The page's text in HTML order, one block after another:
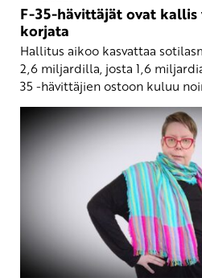
F-35-hävittäjät ovat kallis
korjata
Hallitus aikoo kasvattaa
2,6 miljardilla, josta 1,6
35 -hävittäjien ostoon kuluu